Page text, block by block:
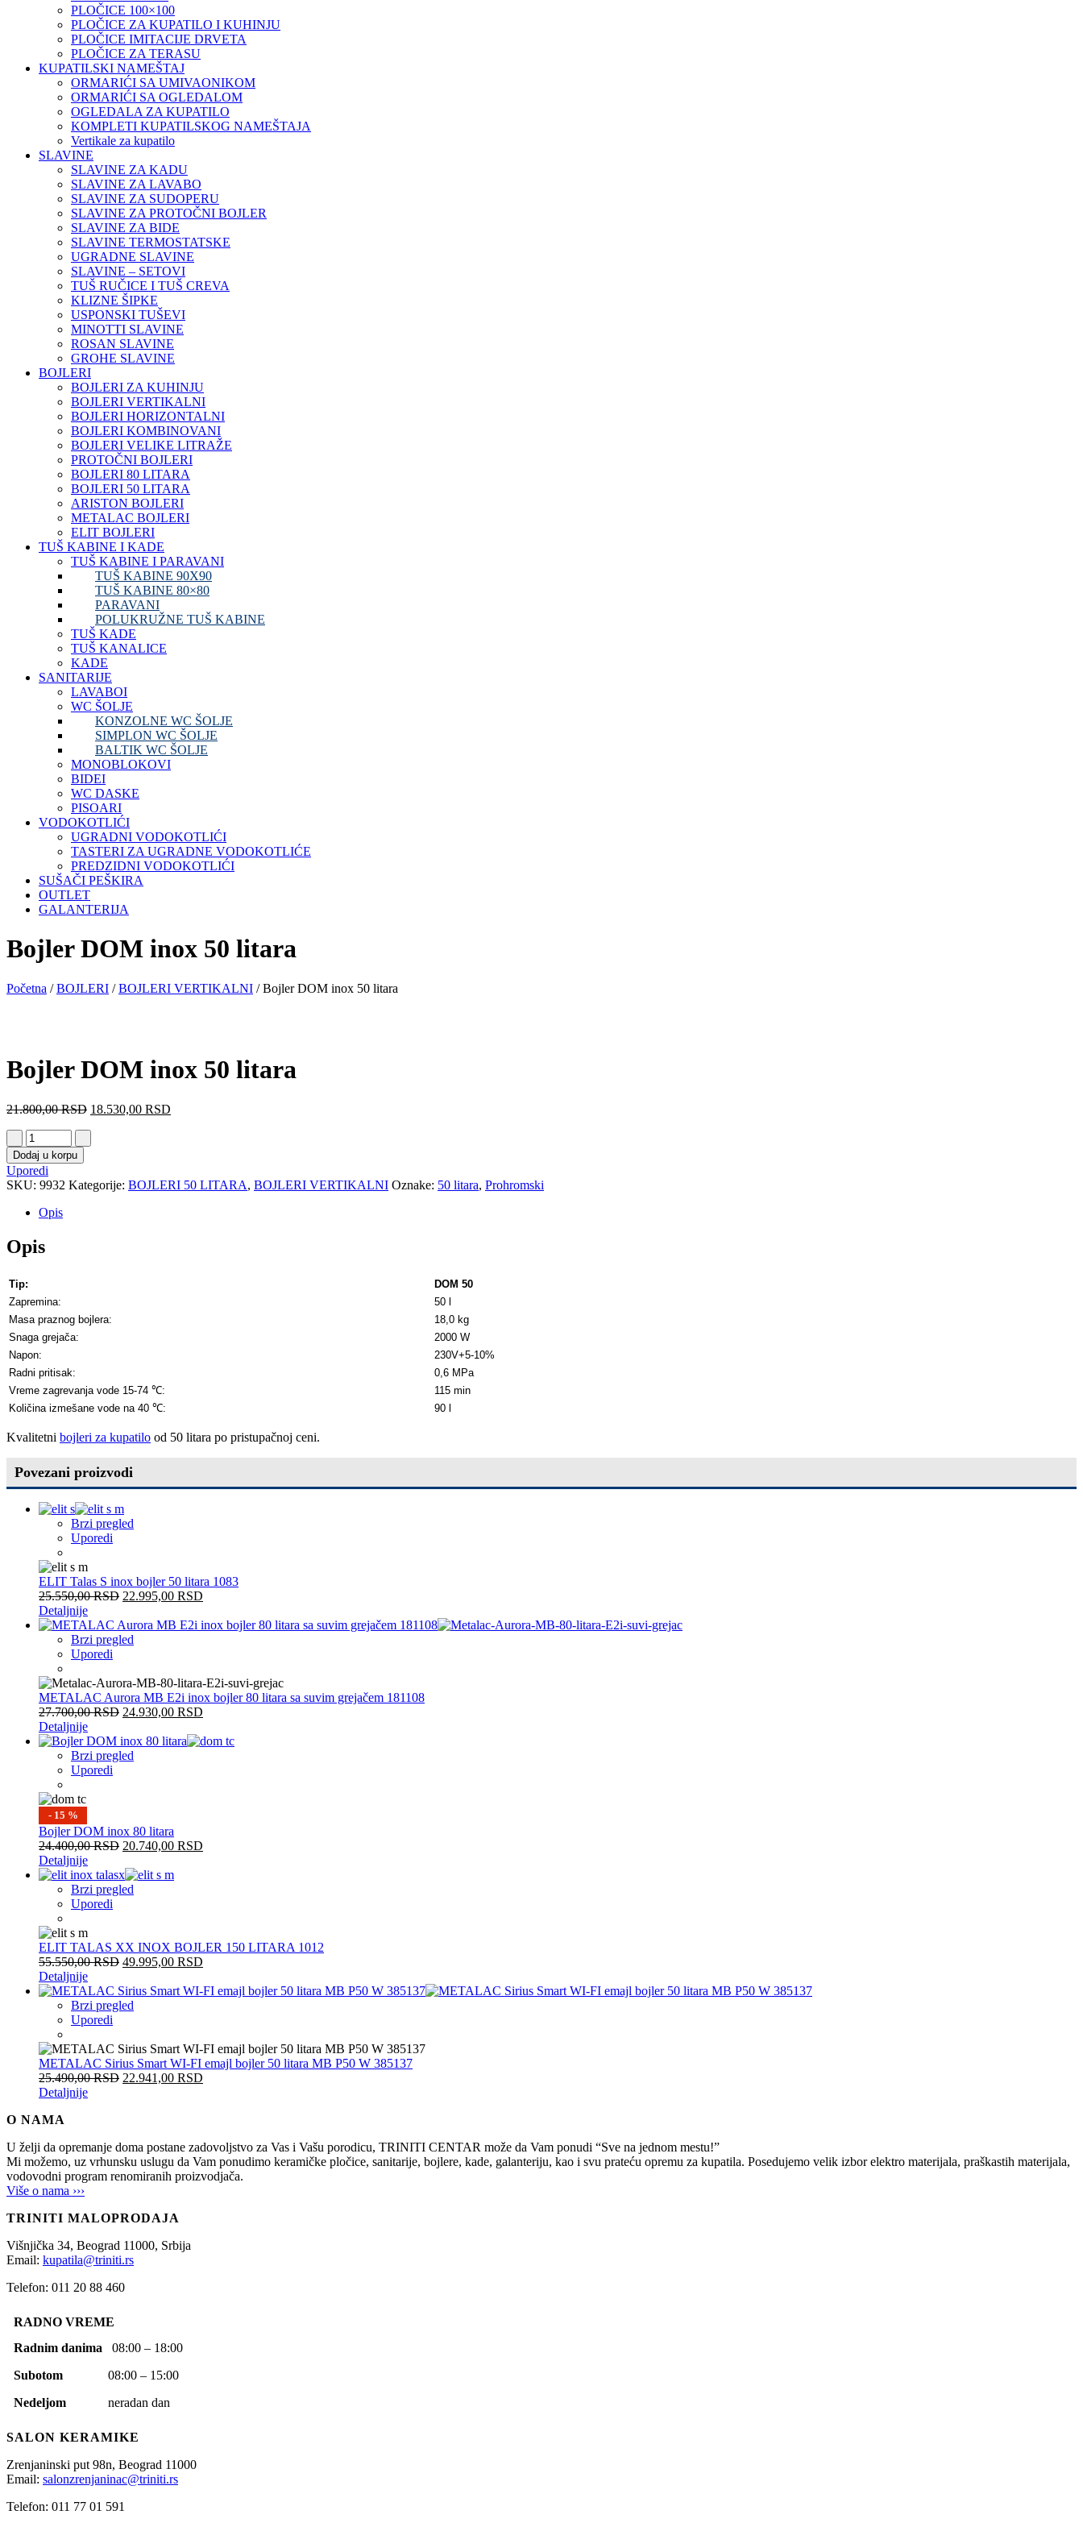
PLOČICE 100×100
PLOČICE ZA KUPATILO I KUHINJU
PLOČICE IMITACIJE DRVETA
PLOČICE ZA TERASU
KUPATILSKI NAMEŠTAJ
ORMARIĆI SA UMIVAONIKOM
ORMARIĆI SA OGLEDALOM
OGLEDALA ZA KUPATILO
KOMPLETI KUPATILSKOG NAMEŠTAJA
Vertikale za kupatilo
SLAVINE
SLAVINE ZA KADU
SLAVINE ZA LAVABO
SLAVINE ZA SUDOPERU
SLAVINE ZA PROTOČNI BOJLER
SLAVINE ZA BIDE
SLAVINE TERMOSTATSKE
UGRADNE SLAVINE
SLAVINE – SETOVI
TUŠ RUČICE I TUŠ CREVA
KLIZNE ŠIPKE
USPONSKI TUŠEVI
MINOTTI SLAVINE
ROSAN SLAVINE
GROHE SLAVINE
BOJLERI
BOJLERI ZA KUHINJU
BOJLERI VERTIKALNI
BOJLERI HORIZONTALNI
BOJLERI KOMBINOVANI
BOJLERI VELIKE LITRAŽE
PROTOČNI BOJLERI
BOJLERI 80 LITARA
BOJLERI 50 LITARA
ARISTON BOJLERI
METALAC BOJLERI
ELIT BOJLERI
TUŠ KABINE I KADE
TUŠ KABINE I PARAVANI
TUŠ KABINE 90X90
TUŠ KABINE 80×80
PARAVANI
POLUKRUŽNE TUŠ KABINE
TUŠ KADE
TUŠ KANALICE
KADE
SANITARIJE
LAVABOI
WC ŠOLJE
KONZOLNE WC ŠOLJE
SIMPLON WC ŠOLJE
BALTIK WC ŠOLJE
MONOBLOKOVI
BIDEI
WC DASKE
PISOARI
VODOKOTLIĆI
UGRADNI VODOKOTLIĆI
TASTERI ZA UGRADNE VODOKOTLIĆE
PREDZIDNI VODOKOTLIĆI
SUŠAČI PEŠKIRA
OUTLET
GALANTERIJA
Bojler DOM inox 50 litara
Početna /BOJLERI /BOJLERI VERTIKALNI / Bojler DOM inox 50 litara
Bojler DOM inox 50 litara
21.800,00RSD 18.530,00 RSD
Dodaj u korpu
Uporedi
SKU: 9932 Kategorije: BOJLERI 50 LITARA, BOJLERI VERTIKALNI Oznake: 50 litara, Prohromski
Opis
Opis
Tip:
DOM 50
Zapremina:
50 l
Masa praznog bojlera:
18,0 kg
Snaga grejača:
2000 W
Napon:
230V+5-10%
Radni pritisak:
0,6 MPa
Vreme zagrevanja vode 15-74 ℃:
115 min
Količina izmešane vode na 40 ℃:
90 l
Kvalitetni bojleri za kupatilo od 50 litara po pristupačnoj ceni.
Povezani proizvodi
Brzi pregled
Uporedi
ELIT Talas S inox bojler 50 litara 1083
25.550,00RSD 22.995,00 RSD
Detaljnije
Brzi pregled
Uporedi
METALAC Aurora MB E2i inox bojler 80 litara sa suvim grejačem 181108
27.700,00RSD 24.930,00 RSD
Detaljnije
Brzi pregled
Uporedi
- 15 %
Bojler DOM inox 80 litara
24.400,00RSD 20.740,00 RSD
Detaljnije
Brzi pregled
Uporedi
ELIT TALAS XX INOX BOJLER 150 LITARA 1012
55.550,00RSD 49.995,00 RSD
Detaljnije
Brzi pregled
Uporedi
METALAC Sirius Smart WI-FI emajl bojler 50 litara MB P50 W 385137
25.490,00RSD 22.941,00 RSD
Detaljnije
O NAMA
U želji da opremanje doma postane zadovoljstvo za Vas i Vašu porodicu, TRINITI CENTAR može da Vam ponudi “Sve na jednom mestu!”
Mi možemo, uz vrhunsku uslugu da Vam ponudimo keramičke pločice, sanitarije, bojlere, kade, galanteriju, kao i svu prateću opremu za kupatila. Posedujemo velik izbor elektro materijala, praškastih materijala,
vodovodni program renomiranih proizvodjača.
Više o nama ›››
TRINITI MALOPRODAJA
Višnjička 34, Beograd 11000, Srbija
Email: kupatila@triniti.rs
Telefon: 011 20 88 460
RADNO VREME
Radnim danima 08:00 – 18:00
Subotom 08:00 – 15:00
Nedeljom neradan dan
SALON KERAMIKE
Zrenjaninski put 98n, Beograd 11000
Email: salonzrenjaninac@triniti.rs
Telefon: 011 77 01 591